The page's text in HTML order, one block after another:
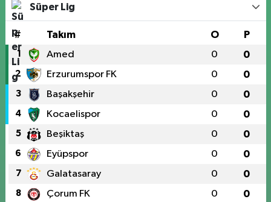
Süper Lig
# Takım O P
1 Amed 0 0
2 Erzurumspor FK 0 0
3 Başakşehir 0 0
4 Kocaelispor 0 0
5 Beşiktaş 0 0
6 Eyüpspor 0 0
7 Galatasaray 0 0
8 Çorum FK 0 0